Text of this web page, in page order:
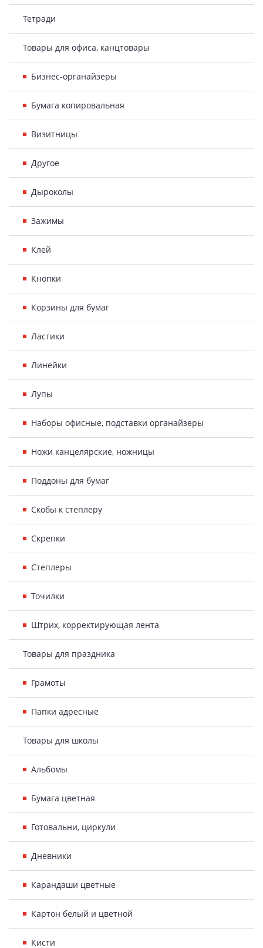
Тетради
Товары для офиса, канцтовары
Бизнес-органайзеры
Бумага копировальная
Визитницы
Другое
Дыроколы
Зажимы
Клей
Кнопки
Корзины для бумаг
Ластики
Линейки
Лупы
Наборы офисные, подставки органайзеры
Ножи канцелярские, ножницы
Поддоны для бумаг
Скобы к степлеру
Скрепки
Степлеры
Точилки
Штрих, корректирующая лента
Товары для праздника
Грамоты
Папки адресные
Товары для школы
Альбомы
Бумага цветная
Готовальни, циркули
Дневники
Карандаши цветные
Картон белый и цветной
Кисти